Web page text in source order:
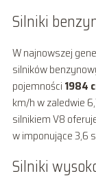
Silniki
W najnowszej
silników
pojemności 1984
km/h w zaledwie
silnikiem V8
w imponujące 3,6
Silniki